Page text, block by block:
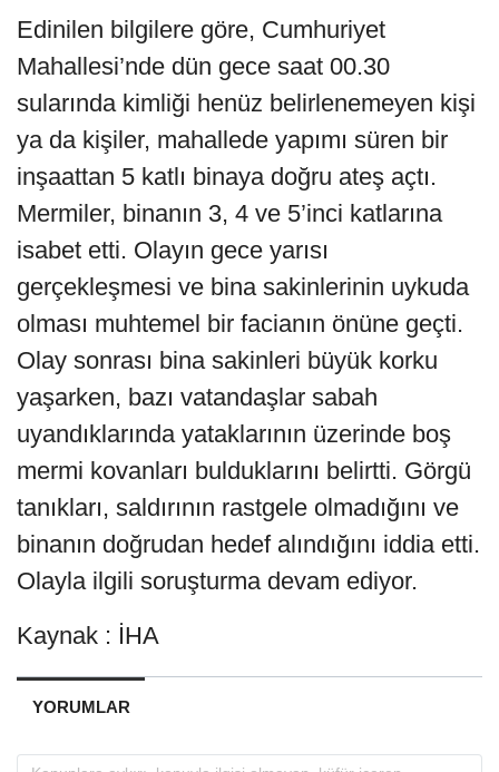
Edinilen bilgilere göre, Cumhuriyet
Mahallesi’nde dün gece saat 00.30
sularında kimliği henüz belirlenemeyen kişi
ya da kişiler, mahallede yapımı süren bir
inşaattan 5 katlı binaya doğru ateş açtı.
Mermiler, binanın 3, 4 ve 5’inci katlarına
isabet etti. Olayın gece yarısı
gerçekleşmesi ve bina sakinlerinin uykuda
olması muhtemel bir facianın önüne geçti.
Olay sonrası bina sakinleri büyük korku
yaşarken, bazı vatandaşlar sabah
uyandıklarında yataklarının üzerinde boş
mermi kovanları bulduklarını belirtti. Görgü
tanıkları, saldırının rastgele olmadığını ve
binanın doğrudan hedef alındığını iddia etti.
Olayla ilgili soruşturma devam ediyor.
Kaynak : İHA
YORUMLAR